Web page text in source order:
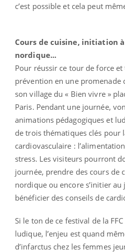
c’est possible et cela peut
Cours de cuisine, initiation
nordique...
Pour réussir ce tour de force
prévention en une promenade
son village du « Bien vivre »
Paris. Pendant une journée,
animations pédagogiques et
de trois thématiques clés pour
cardiovasculaire :
stress. Les visiteurs pourront
journée, prendre des cours de
nordique ou encore s’initier
bénéficier des conseils de
Si le ton de ce festival de la
ludique, l’enjeu est quand
d’infarctus chez les femmes